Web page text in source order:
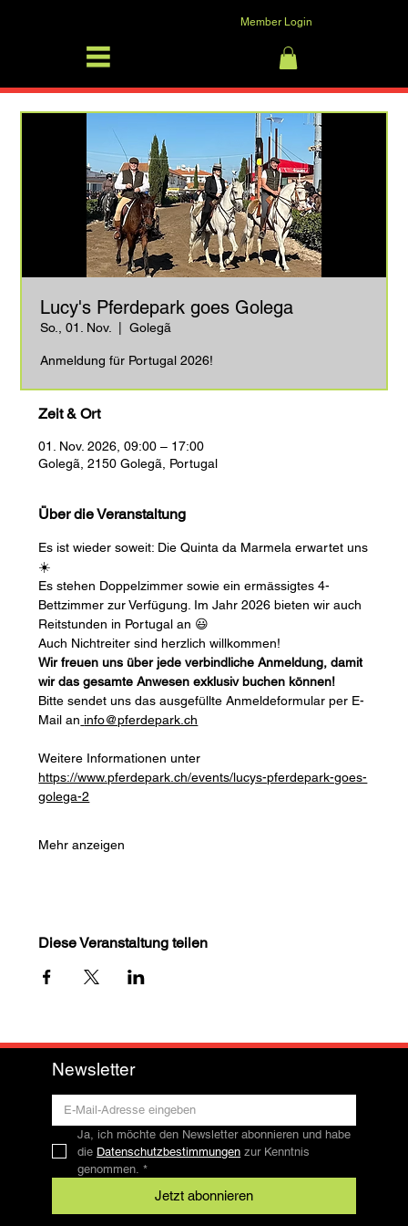
Anmelden
Member Login
Lucy's Pferdepark goes Golega
So., 01. Nov.
  |
Golegã
Anmeldung für Portugal 2026!
Zeit & Ort
01. Nov. 2026, 09:00 – 17:00
Golegã, 2150 Golegã, Portugal
Über die Veranstaltung
Es ist wieder soweit: Die Quinta da Marmela erwartet uns
☀️
Es stehen Doppelzimmer sowie ein ermässigtes 4-
Bettzimmer zur Verfügung. Im Jahr 2026 bieten wir auch
Reitstunden in Portugal an 😃
Auch Nichtreiter sind herzlich willkommen!
Wir freuen uns über jede verbindliche Anmeldung, damit
wir das gesamte Anwesen exklusiv buchen können!
Bitte sendet uns das ausgefüllte Anmeldeformular per E-
Mail an info@pferdepark.ch
Weitere Informationen unter
https://www.pferdepark.ch/events/lucys-pferdepark-goes-
golega-2
Mehr anzeigen
Diese Veranstaltung teilen
Newsletter
Ja, ich möchte den Newsletter abonnieren und habe
die Datenschutzbestimmungen zur Kenntnis
genommen. *
Jetzt abonnieren